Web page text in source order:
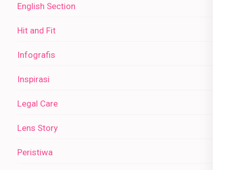
English Section
Hit and Fit
Infografis
Inspirasi
Legal Care
Lens Story
Peristiwa